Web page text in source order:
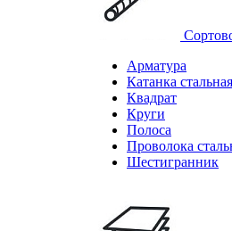
Арматура
Катанка
Квадрат
Круги
Полоса
Проволока
Шестигранник